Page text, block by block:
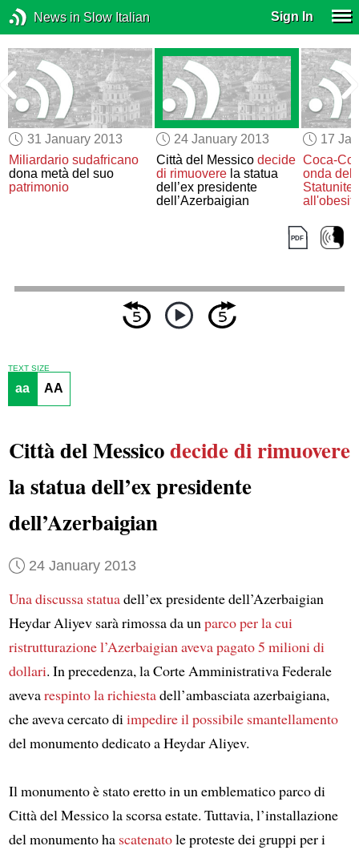
News in Slow Italian Sign In
31 January 2013
Miliardario sudafricano
dona metà del suo
patrimonio
24 January 2013
Città del Messico decide
di rimuoverela statua
dell’ex presidente
dell’Azerbaigian
17
Coca-
onda
TEXT SIZE
aa AA
Città del Messicodecide di rimuovere
la statua dell’ex presidente
dell’Azerbaigian
24 January 2013
Una discussa statuadell’ex presidente dell’Azerbaigian
Heydar Aliyev sarà rimossa da unparco per la cui
ristrutturazione l’Azerbaigian aveva pagato 5 milioni di
dollari. In precedenza, la Corte Amministrativa Federale
avevarespinto la richiestadell’ambasciata azerbaigiana,
che aveva cercato diimpedire il possibile smantellamento
del monumento dedicato a Heydar Aliyev.
Il monumento è stato eretto in un emblematico parco di
Città del Messico la scorsa estate. Tuttavia, l’installazione
del monumento ha scatenatole proteste dei gruppi per i